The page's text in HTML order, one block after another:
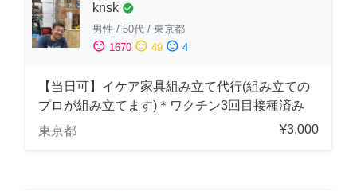
knsk check_circle
男性 / 50代 / 東京都
sentiment_satisfied 1670 sentiment_neutral 49 sentiment_dissatisfied 4
【当日可】イケア家具組み立て代行(組み立ての
プロが組み立てます)＊ワクチン3回目接種済み
東京都
¥3,000